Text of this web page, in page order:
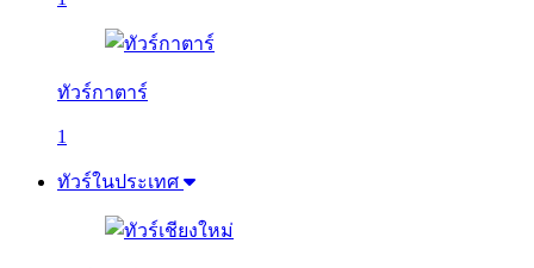
ทัวร์กาตาร์
1
ทัวร์ในประเทศ